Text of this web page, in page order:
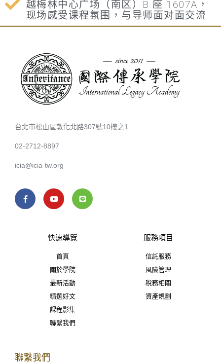
越梅林中心广场（南区）B 座 1607A，
现场感受课程氛围，与导师面对面交流
台北市松山區敦化北路307號10樓之1
02-2712-8897
icia@icia-tw.org
快速導覽
首頁
關於學院
最新活動
精選好文
課程影集
聯繫我們
服務項目
信託服務
風險管理
稅務相關
資產規劃
聯繫我們